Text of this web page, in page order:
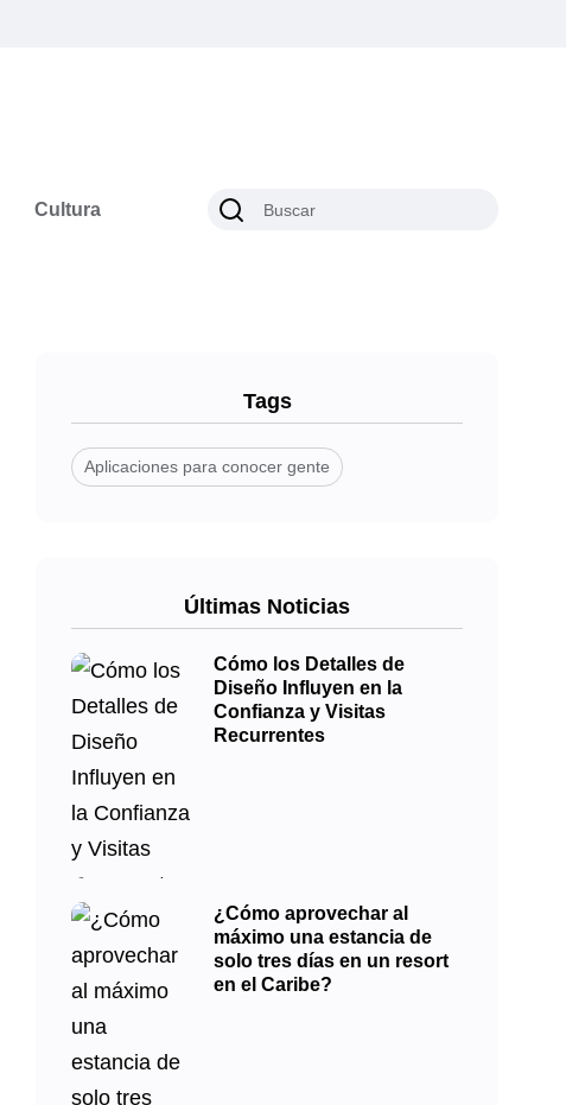
Cultura
Tags
Aplicaciones para conocer gente
Últimas Noticias
Cómo los Detalles de
Diseño Influyen en la
Confianza y Visitas
Recurrentes
¿Cómo aprovechar al
máximo una estancia de
solo tres días en un resort
en el Caribe?